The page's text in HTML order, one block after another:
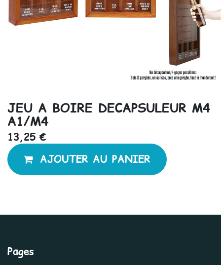
JEU A BOIRE DECAPSULEUR M4
A1/M4
13,25 €
AJOUTER AU PANIER
Pages